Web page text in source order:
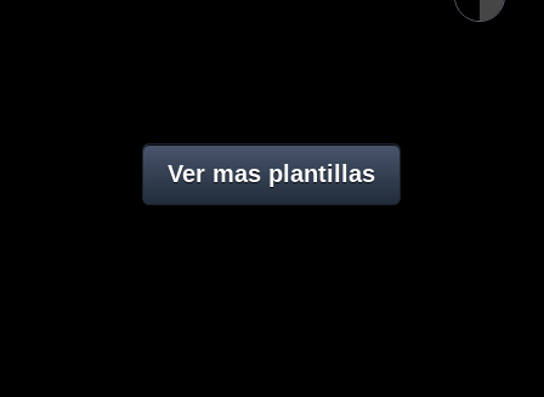
Ver mas plantillas